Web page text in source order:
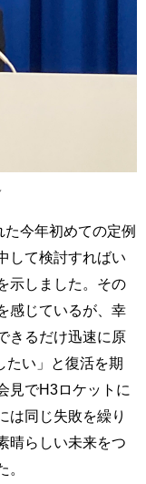
今年初めての定例
して検討すればい
示しました。その
感じているが、幸
きるだけ迅速に原
たい」と復活を期
見でH3ロケットに
は同じ失敗を繰り
晴らしい未来をつ